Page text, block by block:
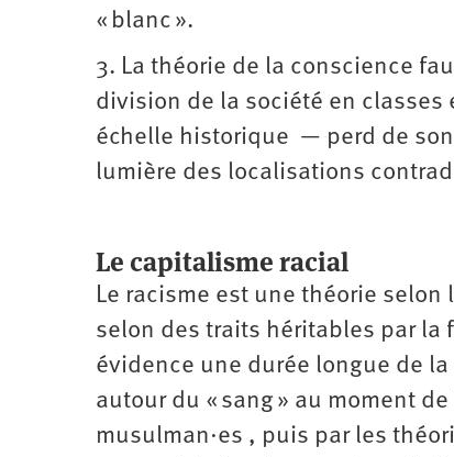
« blanc ».
3. La théorie de la conscience
division de la société en
échelle historique — perd de
lumière des localisations
Le capitalisme racial
Le racisme est une théorie
selon des traits héritables par
évidence une durée longue de
autour du « sang » au moment
musulman·es , puis par les